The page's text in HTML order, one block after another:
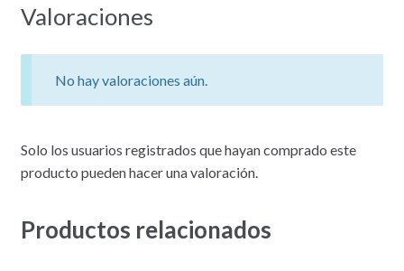
Valoraciones
No hay valoraciones aún.
Solo los usuarios registrados que hayan comprado este
producto pueden hacer una valoración.
Productos relacionados